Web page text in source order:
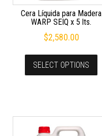
Cera Líquida para Madera
WARP SEIQ x 5 lts.
$2,580.00
SELECT OPTIONS